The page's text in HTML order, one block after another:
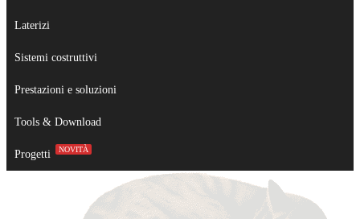
Laterizi
Sistemi costruttivi
Prestazioni e soluzioni
Tools & Download
Progetti NOVITÀ